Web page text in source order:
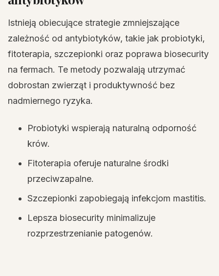
Istnieją obiecujące strategie zmniejszające
zależność od antybiotyków, takie jak probiotyki,
fitoterapia, szczepionki oraz poprawa biosecurity
na fermach. Te metody pozwalają utrzymać
dobrostan zwierząt i produktywność bez
nadmiernego ryzyka.
Probiotyki wspierają naturalną odporność
krów.
Fitoterapia oferuje naturalne środki
przeciwzapalne.
Szczepionki zapobiegają infekcjom mastitis.
Lepsza biosecurity minimalizuje
rozprzestrzenianie patogenów.